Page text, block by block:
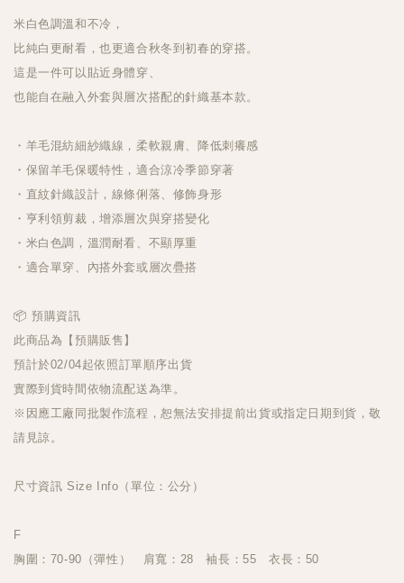
米白色調溫和不冷，
比純白更耐看，也更適合秋冬到初春的穿搭。
這是一件可以貼近身體穿、
也能自在融入外套與層次搭配的針織基本款。
・羊毛混紡細紗織線，柔軟親膚、降低刺癢感
・保留羊毛保暖特性，適合涼冷季節穿著
・直紋針織設計，線條俐落、修飾身形
・亨利領剪裁，增添層次與穿搭變化
・米白色調，溫潤耐看、不顯厚重
・適合單穿、內搭外套或層次疊搭
📦 預購資訊
此商品為【預購販售】
預計於02/04起依照訂單順序出貨
實際到貨時間依物流配送為準。
※因應工廠同批製作流程，恕無法安排提前出貨或指定日期到貨，敬
請見諒。
尺寸資訊 Size Info（單位：公分）
F
胸圍：70-90（彈性） 肩寬：28 袖長：55 衣長：50